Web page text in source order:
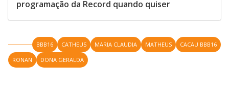
programação da Record quando quiser
BBB16 CATHEUS MARIA CLAUDIA MATHEUS
CACAU BBB16
RONAN
DONA GERALDA